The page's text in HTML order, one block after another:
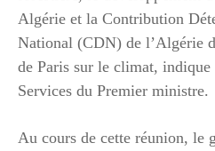
Algérie et la Contribution
National (CDN) de l’Algérie
de Paris sur le climat, indique
Services du Premier ministre.
Au cours de cette réunion, le